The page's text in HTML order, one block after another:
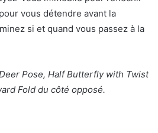
vous détendre avant la
si et quand vous passez à la
Pose, Half Butterfly with Twist
Fold du côté opposé.